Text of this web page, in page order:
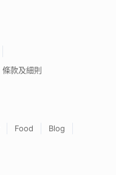
條款及細則
Food
Blog